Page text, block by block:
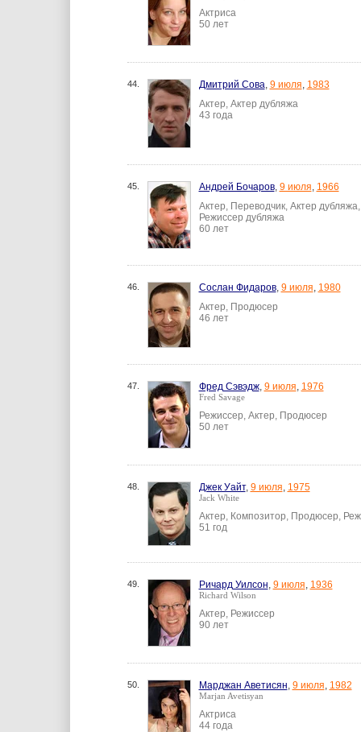
Актриса
50 лет
44. Дмитрий Сова, 9 июля, 1983
Актер, Актер дубляжа
43 года
45. Андрей Бочаров, 9 июля, 1966
Актер, Переводчик, Актер
Режиссер дубляжа
60 лет
46. Сослан Фидаров, 9 июля, 1980
Актер, Продюсер
46 лет
47. Фред Сэвэдж, 9 июля, 1976
Fred Savage
Режиссер, Актер, Продюсер
50 лет
48. Джек Уайт, 9 июля, 1975
Jack White
Актер, Композитор, Продюсер,
51 год
49. Ричард Уилсон, 9 июля, 1936
Richard Wilson
Актер, Режиссер
90 лет
50. Марджан Аветисян, 9 июля, 1982
Marjan Avetisyan
Актриса
44 года